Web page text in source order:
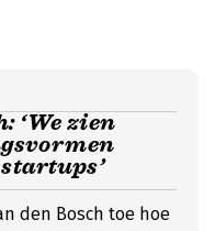
‘We zien
den Bosch toe hoe